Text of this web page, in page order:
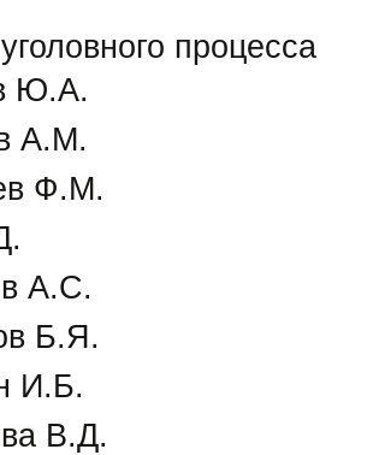
процесса
Ю.А.
А.М.
Ф.М.
А.С.
Б.Я.
И.Б.
В.Д.